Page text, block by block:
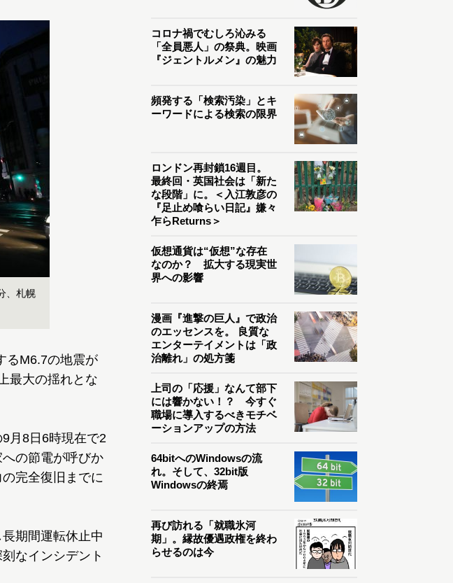
、札幌
るM6.7の地震が
最大の揺れとな
9月8日6時現在で2
の節電が呼びか
完全復旧までに
期間運転休止中
なインシデント
コロナ禍でむしろ沁みる
「全員悪人」の祭典。映画
『ジェントルメン』の魅力
頻発する「検索汚染」とキ
ーワードによる検索の限界
ロンドン再封鎖16週目。
最終回・英国社会は「新た
な段階」に。＜入江敦彦の
『足止め喰らい日記』嫌々
乍らReturns＞
仮想通貨は“仮想”な存在
なのか？ 拡大する現実世
界への影響
漫画『進撃の巨人』で政治
のエッセンスを。 良質な
エンターテイメントは「政
治離れ」の処方箋
上司の「応援」なんて部下
には響かない！？ 今すぐ
職場に導入するべきモチベ
ーションアップの方法
64bitへのWindowsの流
れ。そして、32bit版
Windowsの終焉
再び訪れる「就職氷河
期」。縁故優遇政権を終わ
らせるのは今